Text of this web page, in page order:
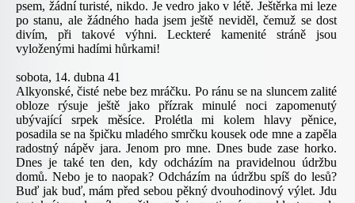
psem, žádní turisté, nikdo. Je vedro jako v létě. Ještěrka mi leze
po stanu, ale žádného hada jsem ještě neviděl, čemuž se dost
divím, při takové výhni. Leckteré kamenité stráně jsou
vyloženými hadími hůrkami!
sobota, 14. dubna 41
Alkyonské, čisté nebe bez mráčku. Po ránu se na sluncem zalité
obloze rýsuje ještě jako přízrak minulé noci zapomenutý
ubývající srpek měsíce. Prolétla mi kolem hlavy pěnice,
posadila se na špičku mladého smrčku kousek ode mne a zapěla
radostný nápěv jara. Jenom pro mne. Dnes bude zase horko.
Dnes je také ten den, kdy odcházím na pravidelnou údržbu
domů. Nebo je to naopak? Odcházím na údržbu spíš do lesů?
Buď jak buď, mám před sebou pěkný dvouhodinový výlet. Jdu